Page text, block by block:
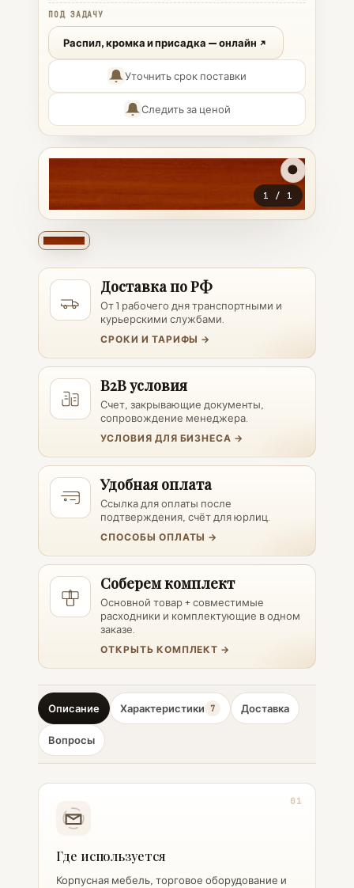
1 / 1
ПОД ЗАДАЧУ
Распил, кромка и присадка — онлайн
Уточнить срок поставки
Следить за ценой
Доставка по РФ
От 1 рабочего дня транспортными и
курьерскими службами.
СРОКИ И ТАРИФЫ →
B2B условия
Счет, закрывающие документы,
сопровождение менеджера.
УСЛОВИЯ ДЛЯ БИЗНЕСА →
Удобная оплата
Ссылка для оплаты после
подтверждения, счёт для юрлиц.
СПОСОБЫ ОПЛАТЫ →
Соберем комплект
Основной товар + совместимые
расходники и комплектующие в одном
заказе.
ОТКРЫТЬ КОМПЛЕКТ →
Описание Характеристики 7 Доставка
Вопросы
01
Где используется
Корпусная мебель, торговое оборудование и